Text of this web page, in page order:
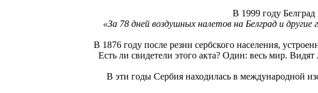
В 1999 году
«За 78 дней воздушных налетов на Белград и
В 1876 году после резни сербского населения,
Есть ли свидетели этого акта? Один: весь мир. Видят
В эти годы Сербия находилась в международной